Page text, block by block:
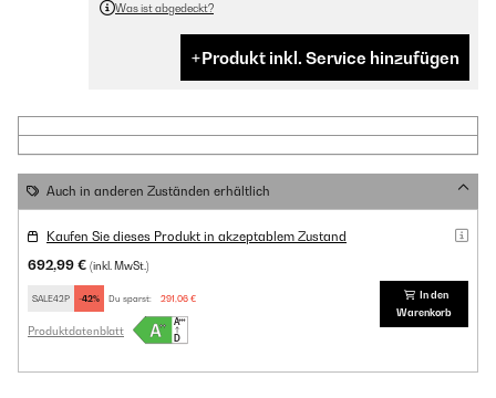
Was ist abgedeckt?
Produkt inkl. Service hinzufügen
Auch in anderen Zuständen erhältlich
Kaufen Sie dieses Produkt in akzeptablem Zustand
692,99 € (inkl. MwSt.)
SALE42P -42% Du sparst: 291,06 €
Produktdatenblatt
In den
Warenkorb